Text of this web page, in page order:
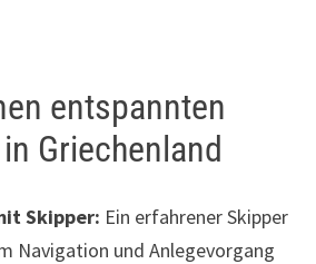
entspannten
Griechenland
Skipper: Ein erfahrener Skipper
Navigation und Anlegevorgang